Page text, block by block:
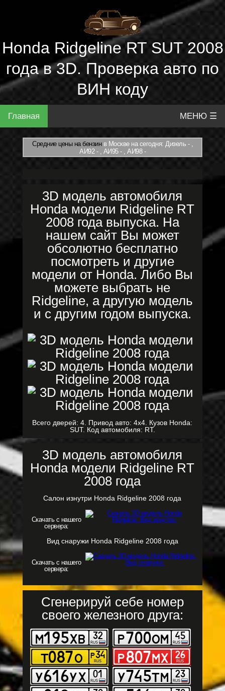
Honda Ridgeline RT SUT 2008
года в 3D. Проверка авто по
ВИН коду
Главная МЕНЮ ☰
Средние цены на бензинв Москве на сегодня: Дизель - ,
АИ92 - , АИ95 - , АИ98 -
3D модель автомобиля
Honda модели Ridgeline RT
2008 года выпуска. На
нашем сайт Вы может
обсолютно бесплатно
посмотреть и другие
модели от Honda. Либо Вы
можете выбрать не
Ridgeline, а другую модель
и с другим годом выпуска.
Всего дверей: 4. Привод авто: 4x4. Кузов Honda:
SUT. Код автомобиля: RT.
3D модель автомобиля
Honda модели Ridgeline RT
2008 года
Салон изнутри Honda Ridgeline 2008 года
Скачать с нашего
сервера:
Вид снаружи Honda Ridgeline 2008 года
Скачать с нашего
сервера:
Сгенерируй себе номер
своего железного друга: